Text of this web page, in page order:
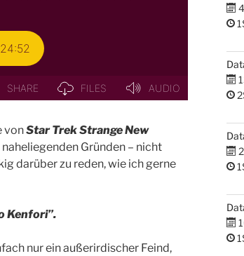
vonStar Trek Strange New
Gründen – nicht
darüber zu reden, wie ich gerne
Kenfori”.
nur ein außerirdischer Feind,